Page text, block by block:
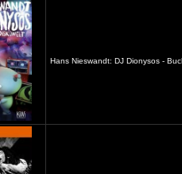
Hans Nieswandt: DJ Dionysos -